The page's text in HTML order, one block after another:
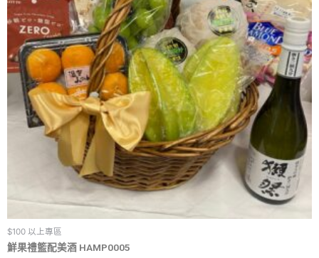
$100 以上專區
鮮果禮籃配美酒 HAMP0005